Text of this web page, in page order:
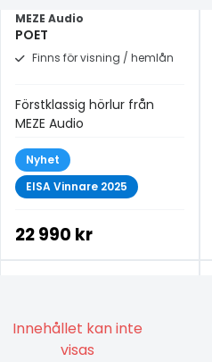
MEZE Audio
POET
Finns för visning / hemlån
Förstklassig hörlur från
MEZE Audio
Nyhet
EISA Vinnare 2025
22 990 kr
Innehållet kan inte
visas